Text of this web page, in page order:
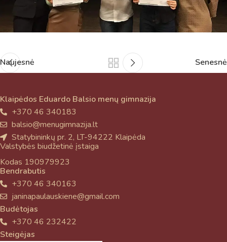
Naujesnė Senesnė
Klaipėdos Eduardo Balsio menų gimnazija
+370 46 340183
balsio@menugimnazija.lt
Statybininkų pr. 2, LT-94222 Klaipėda
Valstybės biudžetinė įstaiga
Kodas 190979923
Bendrabutis
+370 46 340163
janinapaulauskiene@gmail.com
Budėtojas
+370 46 232422
Steigėjas